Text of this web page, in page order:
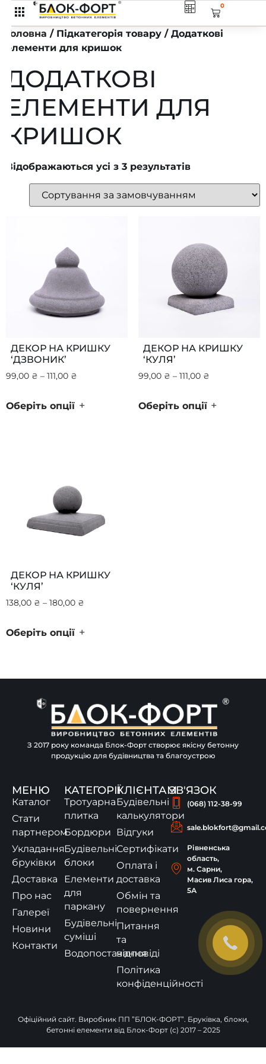
0
Головна / Підкатегорія товару / Додаткові
елементи для кришок
ДОДАТКОВІ
ЕЛЕМЕНТИ ДЛЯ
КРИШОК
Відображаються усі з 3 результатів
ДЕКОР НА КРИШКУ
‘ДЗВОНИК’
99,00 ₴ – 111,00 ₴
Оберіть опції +
ДЕКОР НА КРИШКУ
‘КУЛЯ’
99,00 ₴ – 111,00 ₴
Оберіть опції +
ДЕКОР НА КРИШКУ
‘КУЛЯ’
138,00 ₴ – 180,00 ₴
Оберіть опції +
З 2017 року команда Блок-Форт створює якісну бетонну
продукцію для будівництва та благоустрою
МЕНЮ
Каталог
Стати
партнером
Укладання
бруківки
Доставка
Про нас
Галереї
Новини
Контакти
КАТЕГОРІЇ
Тротуарна
плитка
Бордюри
Будівельні
блоки
Елементи
для
паркану
Будівельні
суміші
Водопостачання
КЛІЄНТАМ
Будівельні
калькулятори
Відгуки
Сертифікати
Оплата і
доставка
Обмін та
повернення
Питання
та
відповіді
Політика
конфіденційності
ЗВ'ЯЗОК
(068) 112-38-99
Рівненська
область,
м. Сарни,
Масив Лиса гора,
5А
Офіційний сайт. Виробник ПП ”БЛОК-ФОРТ”. Бруківка, блоки,
бетонні елементи від Блок-Форт (c) 2017 – 2025